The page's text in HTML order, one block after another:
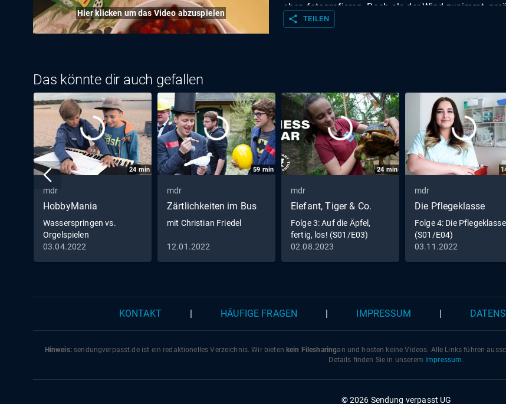
Hier klicken um das Video abzuspielen
oben fotografieren. Doch als der Wind zunimmt,
Vorhaben in Gefahr. Dem Maulwurf keine Chance. An
das Vordach auf und klappen die Satellitenschüssel
Luxusliner ist schnell reisefertig gemacht. Nur beim
ihres Kleinstwagens auf den Anhänger gibt es
Abstimmungsprobleme zwischen Fahrer und
30-teilige Doku-Serie besucht vier Campingplätze in
Deutschland. An den Alpen, an der Nordsee, in der
und der Dübener Heide.
share TEILEN
Das könnte dir auch gefallen
24 min
mdr
HobbyMania
Wasserspringen vs.
Orgelspielen
03.04.2022
59 min
mdr
Zärtlichkeiten im Bus
mit Christian Friedel
12.01.2022
24 min
mdr
Elefant, Tiger & Co.
Folge 3: Auf die Äpfel,
fertig, los! (S01/E03)
02.08.2023
mdr
Die Pflegeklasse
Folge 4: Die Pflegeklasse
(S01/E04)
03.11.2022
KONTAKT HÄUFIGE FRAGEN IMPRESSUM
Hinweis:sendungverpasst.deist ein redaktionelles Verzeichnis. Wir bieten kein Filesharingan und hosten keine Videos. Alle Links führen
Details finden Sie in unserem Impressum.
© 2026 Sendung verpasst UG